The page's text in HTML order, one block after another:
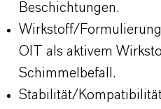
Beschichtungen.
Wirkstoff/
OIT als aktivem
Schimmelbefall.
Stabilität/